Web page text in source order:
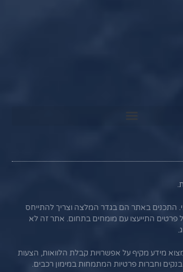
התכנים באתר הם בגדר המלצה וצריך להתייחס
פרטים התייעצו עם מומחים בתחום. אתר זה לא
מידע מקיף על אפשרויות קבלת הלוואות, הצעות
וחברות פרטיות המתמחות במימון רכבים.